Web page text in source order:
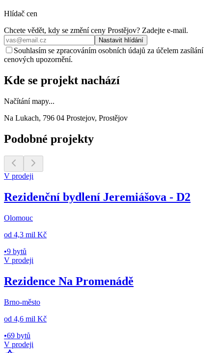
Hlídač cen
Chcete vědět, kdy se změní ceny Prostějov? Zadejte e‑mail.
Nastavit hlídání
Souhlasím se zpracováním osobních údajů za účelem zasílání
cenových upozornění.
Kde se projekt nachází
Načítání mapy...
Na Lukach, 796 04 Prostejov, Prostějov
Podobné projekty
V prodeji
Rezidenční bydlení Jeremiášova - D2
Olomouc
od 4,3 mil Kč
•9 bytů
V prodeji
Rezidence Na Promenádě
Brno-město
od 4,6 mil Kč
•69 bytů
V prodeji